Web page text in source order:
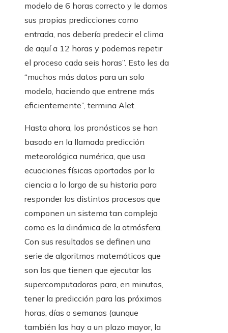
modelo de 6 horas correcto y le damos
sus propias predicciones como
entrada, nos debería predecir el clima
de aquí a 12 horas y podemos repetir
el proceso cada seis horas”. Esto les da
“muchos más datos para un solo
modelo, haciendo que entrene más
eficientemente”, termina Alet.
Hasta ahora, los pronósticos se han
basado en la llamada predicción
meteorológica numérica, que usa
ecuaciones físicas aportadas por la
ciencia a lo largo de su historia para
responder los distintos procesos que
componen un sistema tan complejo
como es la dinámica de la atmósfera.
Con sus resultados se definen una
serie de algoritmos matemáticos que
son los que tienen que ejecutar las
supercomputadoras para, en minutos,
tener la predicción para las próximas
horas, días o semanas (aunque
también las hay a un plazo mayor, la